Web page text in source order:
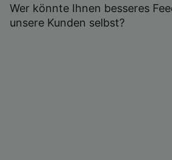
Wer könnte Ihnen besseres
unsere Kunden selbst?
haben keinen Einfluss auf
Daten werden nicht für